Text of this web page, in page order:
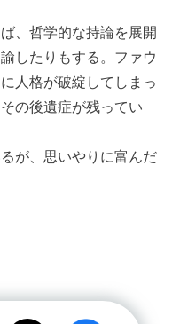
、哲学的な持論を展開
したりもする。ファウ
人格が破綻してしまっ
の後遺症が残ってい
が、思いやりに富んだ